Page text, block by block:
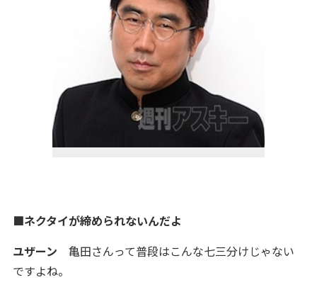
■ネクタイが締められないんだよ
ユザーン 亀田さんって普段はこんな七三分けじゃない
ですよね。